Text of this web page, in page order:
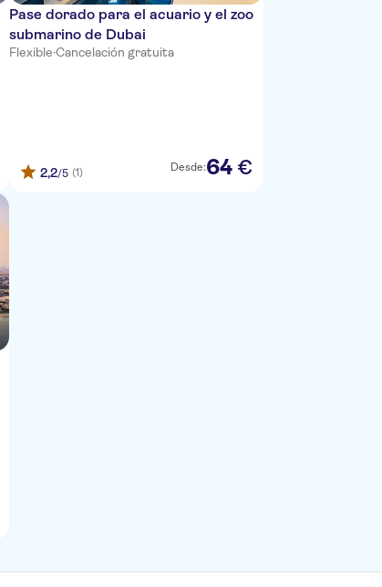
Pase dorado para el acuario y el zoo
submarino de Dubai
Flexible·Cancelación gratuita
2,2/5 (1) Desde:64 €